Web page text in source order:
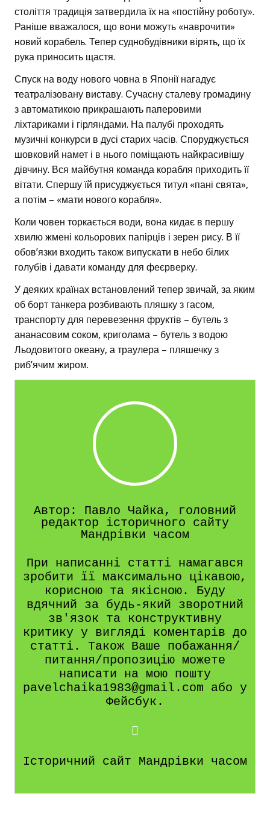
століття традиція затвердила їх на «постійну роботу».
Раніше вважалося, що вони можуть «наврочити»
новий корабель. Тепер суднобудівники вірять, що їх
рука приносить щастя.
Спуск на воду нового човна в Японії нагадує
театралізовану виставу. Сучасну сталеву громадину
з автоматикою прикрашають паперовими
ліхтариками і гірляндами. На палубі проходять
музичні конкурси в дусі старих часів. Споруджується
шовковий намет і в нього поміщають найкрасивішу
дівчину. Вся майбутня команда корабля приходить її
вітати. Спершу їй присуджується титул «пані свята»,
а потім – «мати нового корабля».
Коли човен торкається води, вона кидає в першу
хвилю жмені кольорових папірців і зерен рису. В її
обов’язки входить також випускати в небо білих
голубів і давати команду для феєрверку.
У деяких країнах встановлений тепер звичай, за яким
об борт танкера розбивають пляшку з гасом,
транспорту для перевезення фруктів – бутель з
ананасовим соком, криголама – бутель з водою
Льодовитого океану, а траулера – пляшечку з
риб’ячим жиром.
Автор: Павло Чайка, головний
редактор історичного сайту
Мандрівки часом
При написанні статті намагався
зробити її максимально цікавою,
корисною та якісною. Буду
вдячний за будь-який зворотний
зв'язок та конструктивну
критику у вигляді коментарів до
статті. Також Ваше побажання/
питання/пропозицію можете
написати на мою пошту
pavelchaika1983@gmail.com або у
Фейсбук.
Історичний сайт Мандрівки часом